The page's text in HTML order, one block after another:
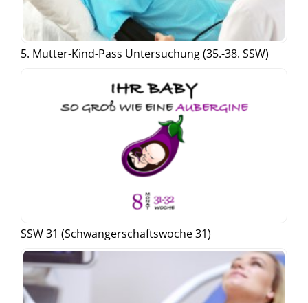
5. Mutter-Kind-Pass Untersuchung (35.-38. SSW)
SSW 31 (Schwangerschaftswoche 31)